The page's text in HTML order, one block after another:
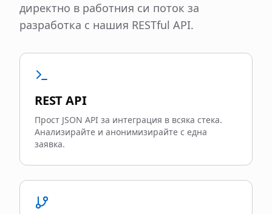
директно в работния си поток за
разработка с нашия RESTful API.
REST API
Прост JSON API за интеграция в всяка стека.
Анализирайте и анонимизирайте с една
заявка.